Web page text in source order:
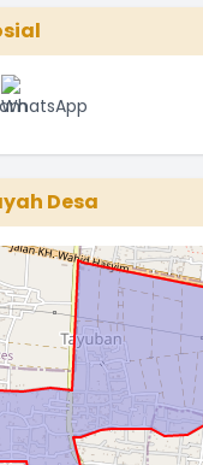
Desa